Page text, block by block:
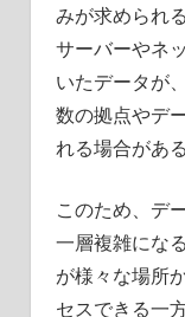
みが求められ
サーバーやネ
いたデータが
数の拠点やデ
れる場合がある
このため、デ
一層複雑にな
が様々な場所
セスできる一